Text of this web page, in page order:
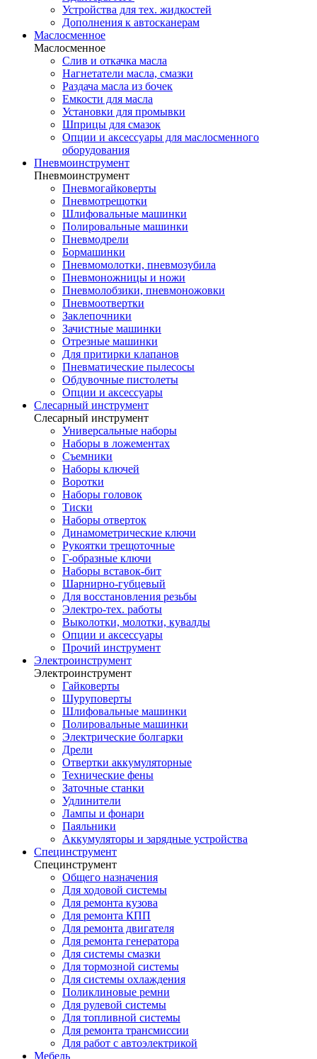
Устройства для тех. жидкостей
Дополнения к автосканерам
Маслосменное
Маслосменное
Слив и откачка масла
Нагнетатели масла, смазки
Раздача масла из бочек
Емкости для масла
Установки для промывки
Шприцы для смазок
Опции и аксессуары для маслосменного
оборудования
Пневмоинструмент
Пневмоинструмент
Пневмогайковерты
Пневмотрещотки
Шлифовальные машинки
Полировальные машинки
Пневмодрели
Бормашинки
Пневмомолотки, пневмозубила
Пневмоножницы и ножи
Пневмолобзики, пневмоножовки
Пневмоотвертки
Заклепочники
Зачистные машинки
Отрезные машинки
Для притирки клапанов
Пневматические пылесосы
Обдувочные пистолеты
Опции и аксессуары
Слесарный инструмент
Слесарный инструмент
Универсальные наборы
Наборы в ложементах
Съемники
Наборы ключей
Воротки
Наборы головок
Тиски
Наборы отверток
Динамометрические ключи
Рукоятки трещоточные
Г-образные ключи
Наборы вставок-бит
Шарнирно-губцевый
Для восстановления резьбы
Электро-тех. работы
Выколотки, молотки, кувалды
Опции и аксессуары
Прочий инструмент
Электроинструмент
Электроинструмент
Гайковерты
Шуруповерты
Шлифовальные машинки
Полировальные машинки
Электрические болгарки
Дрели
Отвертки аккумуляторные
Технические фены
Заточные станки
Удлинители
Лампы и фонари
Паяльники
Аккумуляторы и зарядные устройства
Специнструмент
Специнструмент
Общего назначения
Для ходовой системы
Для ремонта кузова
Для ремонта КПП
Для ремонта двигателя
Для ремонта генератора
Для системы смазки
Для тормозной системы
Для системы охлаждения
Поликлиновые ремни
Для рулевой системы
Для топливной системы
Для ремонта трансмиссии
Для работ с автоэлектрикой
Мебель